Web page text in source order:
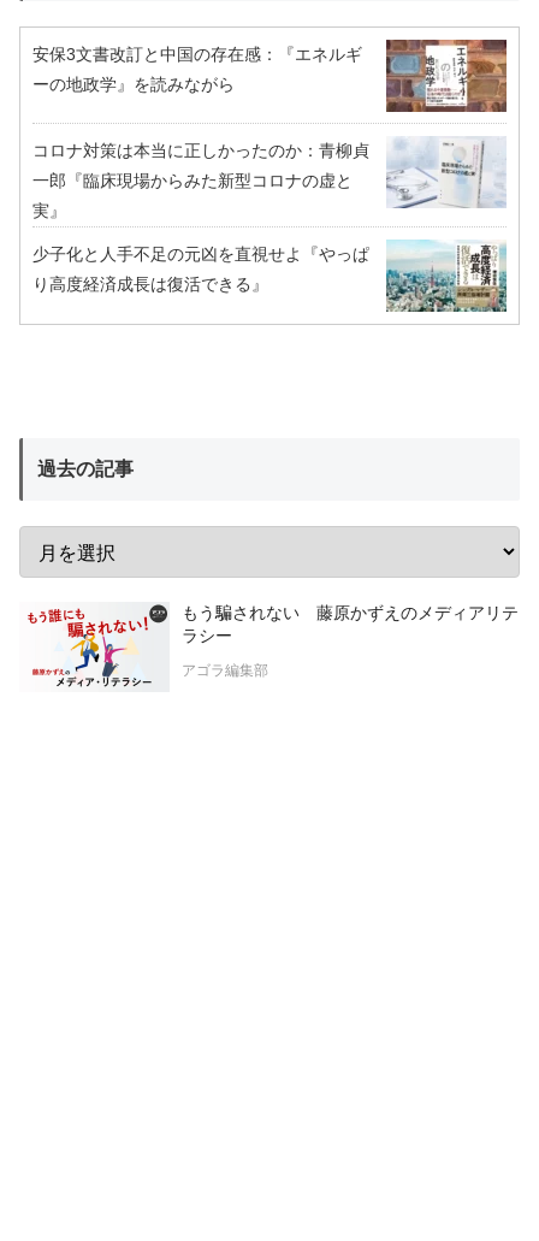
安保3文書改訂と中国の存在感：『エネルギ
ーの地政学』を読みながら
コロナ対策は本当に正しかったのか：青柳貞
一郎『臨床現場からみた新型コロナの虚と
実』
少子化と人手不足の元凶を直視せよ『やっぱ
り高度経済成長は復活できる』
過去の記事
もう騙されない 藤原かずえのメディアリテ
ラシー
アゴラ編集部